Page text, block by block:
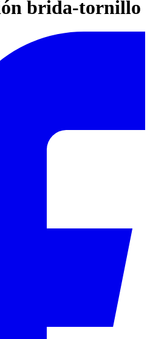
brida-tornillo